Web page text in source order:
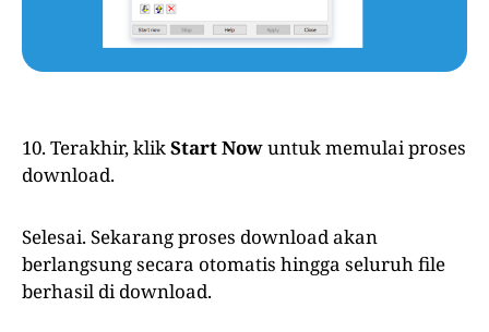
10. Terakhir, klikStart Nowuntuk memulai proses
download.
Selesai. Sekarang proses download akan
berlangsung secara otomatis hingga seluruh file
berhasil di download.